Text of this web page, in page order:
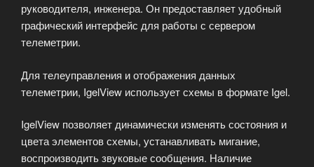
руководителя, инженера. Он предоставляет удобный
графический интерфейс для работы с сервером
телеметрии.
Для телеуправления и отображения данных
телеметрии, IgelView использует схемы в формате Igel.
IgelView позволяет динамически изменять состояния и
цвета элементов схемы, устанавливать мигание,
воспроизводить звуковые сообщения. Наличие